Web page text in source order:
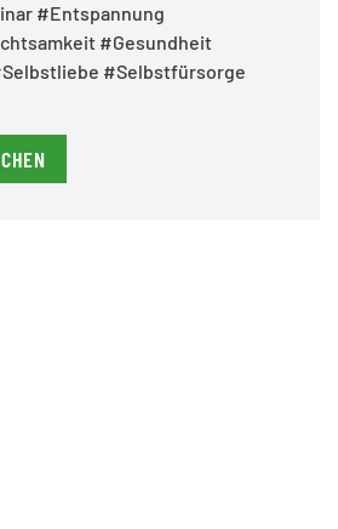
#Entspannung
#Gesundheit
#Selbstfürsorge